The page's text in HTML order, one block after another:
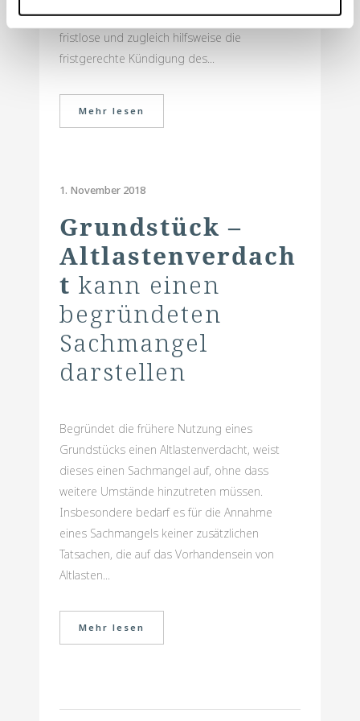
entrichtet. Hierauf haben die Vermieter die
fristlose und zugleich hilfsweise die
fristgerechte Kündigung des...
Mehr lesen
1. November 2018
Grundstück –
Altlastenverdach
t kann einen
begründeten
Sachmangel
darstellen
Begründet die frühere Nutzung eines
Grundstücks einen Altlastenverdacht, weist
dieses einen Sachmangel auf, ohne dass
weitere Umstände hinzutreten müssen.
Insbesondere bedarf es für die Annahme
eines Sachmangels keiner zusätzlichen
Tatsachen, die auf das Vorhandensein von
Altlasten...
Mehr lesen